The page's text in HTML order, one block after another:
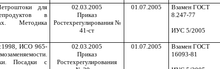
для
в
Методика
02.03.2005
Приказ
Ростехрегулирования №
41-ст
01.07.2005
Взамен ГОСТ
8.247-77
ИУС 5/2005
ИСО 965-
Посадки с
02.03.2005
Приказ
Ростехрегулирования
01.07.2005
Взамен ГОСТ
16093-81